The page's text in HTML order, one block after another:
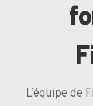
L’équipe de